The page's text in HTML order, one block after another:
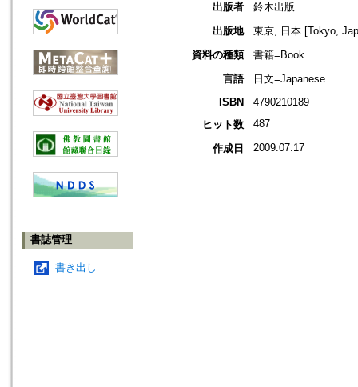
書誌管理
書き出し
出版者
鈴木出版
出版地
東京, 日本 [Tokyo,
資料の種類
書籍=Book
言語
日文=Japanese
ISBN
4790210189
ヒット数
487
作成日 2009.07.17